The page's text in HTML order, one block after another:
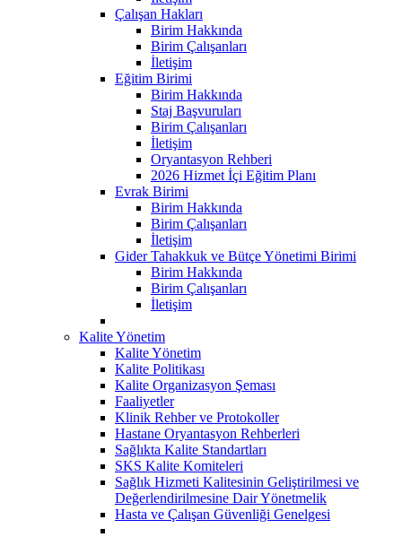
Çalışan Hakları
Birim Hakkında
Birim Çalışanları
İletişim
Eğitim Birimi
Birim Hakkında
Staj Başvuruları
Birim Çalışanları
İletişim
Oryantasyon Rehberi
2026 Hizmet İçi Eğitim Planı
Evrak Birimi
Birim Hakkında
Birim Çalışanları
İletişim
Gider Tahakkuk ve Bütçe Yönetimi Birimi
Birim Hakkında
Birim Çalışanları
İletişim
Kalite Yönetim
Kalite Yönetim
Kalite Politikası
Kalite Organizasyon Şeması
Faaliyetler
Klinik Rehber ve Protokoller
Hastane Oryantasyon Rehberleri
Sağlıkta Kalite Standartları
SKS Kalite Komiteleri
Sağlık Hizmeti Kalitesinin Geliştirilmesi ve
Değerlendirilmesine Dair Yönetmelik
Hasta ve Çalışan Güvenliği Genelgesi